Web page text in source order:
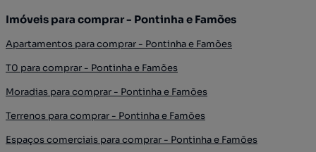
Imóveis para comprar - Pontinha e Famões
Apartamentos para comprar - Pontinha e Famões
T0 para comprar - Pontinha e Famões
Moradias para comprar - Pontinha e Famões
Terrenos para comprar - Pontinha e Famões
Espaços comerciais para comprar - Pontinha e Famões